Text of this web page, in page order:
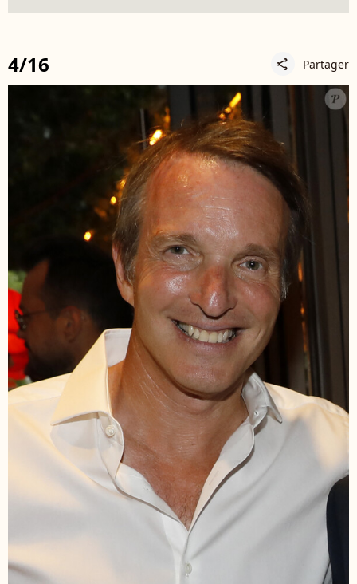
4/16 share Partager